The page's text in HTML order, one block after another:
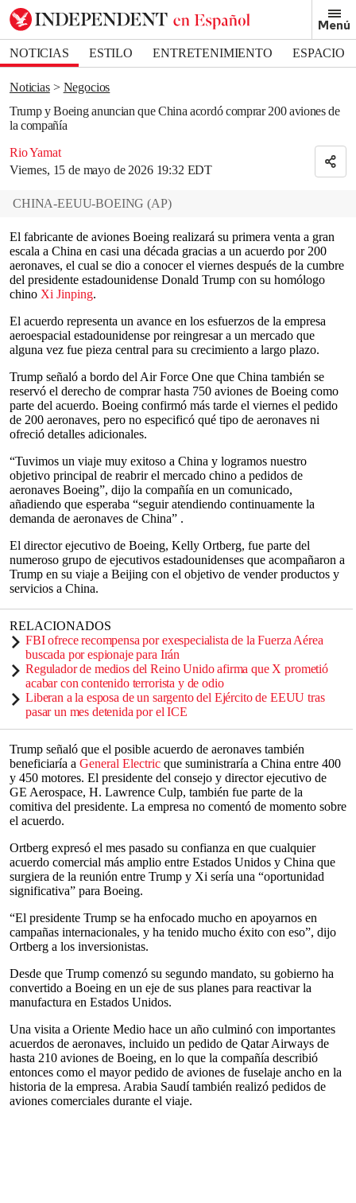
Menú
NOTICIAS ESTILO ENTRETENIMIENTO
ESPACIO
DEPORTES
Noticias
Negocios
Trump y Boeing anuncian que China acordó comprar 200 aviones de
la compañía
Rio Yamat
Viernes, 15 de mayo de 2026 19:32 EDT
Bookmark popover
Removed from bookmarks
Close popover
CHINA-EEUU-BOEING (AP)
El fabricante de aviones Boeing realizará su primera venta a gran
escala a China en casi una década gracias a un acuerdo por 200
aeronaves, el cual se dio a conocer el viernes después de la cumbre
del presidente estadounidense Donald Trump con su homólogo
chino Xi Jinping.
El acuerdo representa un avance en los esfuerzos de la empresa
aeroespacial estadounidense por reingresar a un mercado que
alguna vez fue pieza central para su crecimiento a largo plazo.
Trump señaló a bordo del Air Force One que China también se
reservó el derecho de comprar hasta 750 aviones de Boeing como
parte del acuerdo. Boeing confirmó más tarde el viernes el pedido
de 200 aeronaves, pero no especificó qué tipo de aeronaves ni
ofreció detalles adicionales.
“Tuvimos un viaje muy exitoso a China y logramos nuestro
objetivo principal de reabrir el mercado chino a pedidos de
aeronaves Boeing”, dijo la compañía en un comunicado,
añadiendo que esperaba “seguir atendiendo continuamente la
demanda de aeronaves de China” .
El director ejecutivo de Boeing, Kelly Ortberg, fue parte del
numeroso grupo de ejecutivos estadounidenses que acompañaron a
Trump en su viaje a Beijing con el objetivo de vender productos y
servicios a China.
RELACIONADOS
FBI ofrece recompensa por exespecialista de la Fuerza Aérea
buscada por espionaje para Irán
Regulador de medios del Reino Unido afirma que X prometió
acabar con contenido terrorista y de odio
Liberan a la esposa de un sargento del Ejército de EEUU tras
pasar un mes detenida por el ICE
Trump señaló que el posible acuerdo de aeronaves también
beneficiaría a General Electric que suministraría a China entre 400
y 450 motores. El presidente del consejo y director ejecutivo de
GE Aerospace, H. Lawrence Culp, también fue parte de la
comitiva del presidente. La empresa no comentó de momento sobre
el acuerdo.
Ortberg expresó el mes pasado su confianza en que cualquier
acuerdo comercial más amplio entre Estados Unidos y China que
surgiera de la reunión entre Trump y Xi sería una “oportunidad
significativa” para Boeing.
“El presidente Trump se ha enfocado mucho en apoyarnos en
campañas internacionales, y ha tenido mucho éxito con eso”, dijo
Ortberg a los inversionistas.
Desde que Trump comenzó su segundo mandato, su gobierno ha
convertido a Boeing en un eje de sus planes para reactivar la
manufactura en Estados Unidos.
Una visita a Oriente Medio hace un año culminó con importantes
acuerdos de aeronaves, incluido un pedido de Qatar Airways de
hasta 210 aviones de Boeing, en lo que la compañía describió
entonces como el mayor pedido de aviones de fuselaje ancho en la
historia de la empresa. Arabia Saudí también realizó pedidos de
aviones comerciales durante el viaje.